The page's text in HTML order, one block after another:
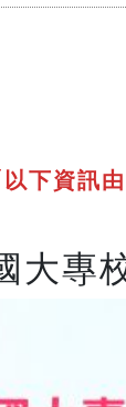
以下資訊
大專